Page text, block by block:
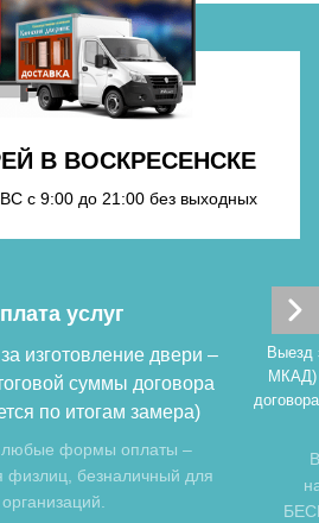
Хочу такую
Хочу такую
В ВОСКРЕСЕНСКЕ
с 9:00 до 21:00 без выходных
услуг
изготовление двери –
суммы договора
по итогам замера)
любые формы оплаты –
физлиц, безналичный для
организаций.
Выезд